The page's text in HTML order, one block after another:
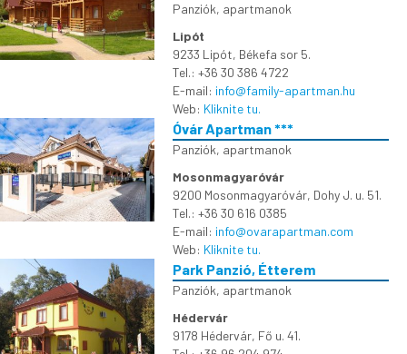
Panziók, apartmanok
Lipót
9233 Lipót, Békefa sor 5.
Tel.: +36 30 386 4722
E-mail: info@family-apartman.hu
Web: Kliknite tu.
Óvár Apartman ***
Panziók, apartmanok
Mosonmagyaróvár
9200 Mosonmagyaróvár, Dohy J. u. 51.
Tel.: +36 30 616 0385
E-mail: info@ovarapartman.com
Web: Kliknite tu.
Park Panzió, Étterem
Panziók, apartmanok
Hédervár
9178 Hédervár, Fő u. 41.